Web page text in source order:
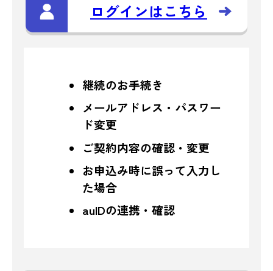
ログインはこちら
継続のお手続き
メールアドレス・パスワー
ド変更
ご契約内容の確認・変更
お申込み時に誤って入力し
た場合
auIDの連携・確認